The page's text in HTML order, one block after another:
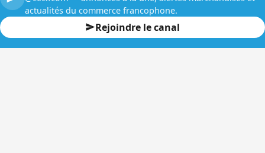
actualités du commerce francophone.
Rejoindre le canal